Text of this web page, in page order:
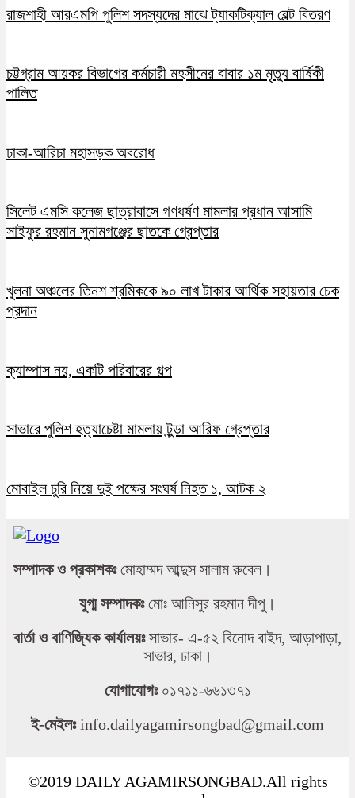
রাজশাহী আরএমপি পুলিশ সদস্যদের মাঝে ট্যাকটিক্যাল বেল্ট বিতরণ
চট্টগ্রাম আয়কর বিভাগের কর্মচারী মহসীনের বাবার ১ম মৃত্যু বার্ষিকী
পালিত
ঢাকা-আরিচা মহাসড়ক অবরোধ
সিলেট এমসি কলেজ ছাত্রাবাসে গণধর্ষণ মামলার প্রধান আসামি
সাইফুর রহমান সুনামগঞ্জের ছাতকে গ্রেপ্তার
খুলনা অঞ্চলের তিনশ শ্রমিককে ৯০ লাখ টাকার আর্থিক সহায়তার চেক
প্রদান
ক্যাম্পাস নয়, একটি পরিবারের গল্প
সাভারে পুলিশ হত্যাচেষ্টা মামলায় টুন্ডা আরিফ গ্রেপ্তার
মোবাইল চুরি নিয়ে দুই পক্ষের সংঘর্ষ নিহত ১, আটক ২
সম্পাদক ও প্রকাশকঃমোহাম্মদ আব্দুস সালাম রুবেল।
যুগ্ম সম্পাদকঃমোঃ আনিসুর রহমান দীপু।
বার্তা ও বাণিজ্যিক কার্যালয়ঃসাভার- এ-৫২ বিনোদ বাইদ, আড়াপাড়া,
সাভার, ঢাকা।
যোগাযোগঃ০১৭১১-৬৬১৩৭১
ই-মেইলঃinfo.dailyagamirsongbad@gmail.com
©2019 DAILY AGAMIRSONGBAD.All rights